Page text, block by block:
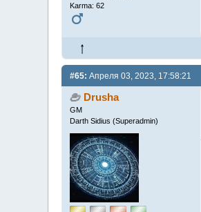
Karma: 62
#65: Апреля 03, 2023, 17:58:21
Drusha
GM
Darth Sidius (Superadmin)